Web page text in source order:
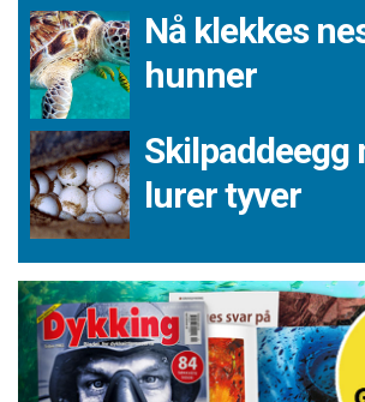
Nå klekkes
hunner
Skilpaddeegg
lurer tyver